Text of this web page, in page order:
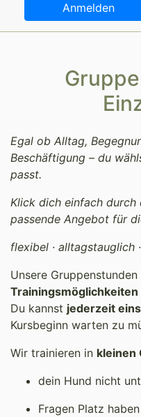
Anmelden
Egal ob Alltag,
Beschäftigung – du
passt.
Klick dich einfach durch
passende Angebot für
flexibel · alltagstauglich
Unsere
Du kannst jederzeit
Kursbeginn warten zu
Wir trainieren in kleinen
dein Hund nicht
Fragen Platz haben